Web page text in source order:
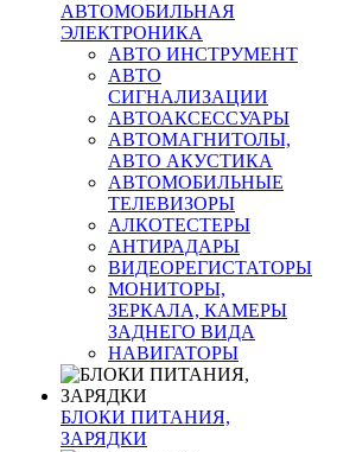
АВТОМОБИЛЬНАЯ
ЭЛЕКТРОНИКА
АВТО ИНСТРУМЕНТ
АВТО
СИГНАЛИЗАЦИИ
АВТОАКСЕССУАРЫ
АВТОМАГНИТОЛЫ,
АВТО АКУСТИКА
АВТОМОБИЛЬНЫЕ
ТЕЛЕВИЗОРЫ
АЛКОТЕСТЕРЫ
АНТИРАДАРЫ
ВИДЕОРЕГИСТАТОРЫ
МОНИТОРЫ,
ЗЕРКАЛА, КАМЕРЫ
ЗАДНЕГО ВИДА
НАВИГАТОРЫ
БЛОКИ ПИТАНИЯ,
ЗАРЯДКИ